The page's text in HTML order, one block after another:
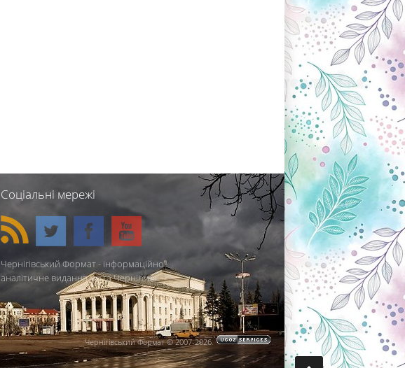
Соціальні мережі
Чернігівський Формат - інформаційно-
аналітичне видання міста Чернігова.
Чернігівський Формат © 2007-2026. .